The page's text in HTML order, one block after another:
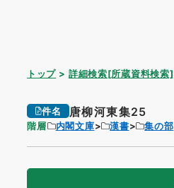
トップ 詳細検索[所蔵資料検索]
件名 唐柳河東集25
階層 内閣文庫 漢書 集の部